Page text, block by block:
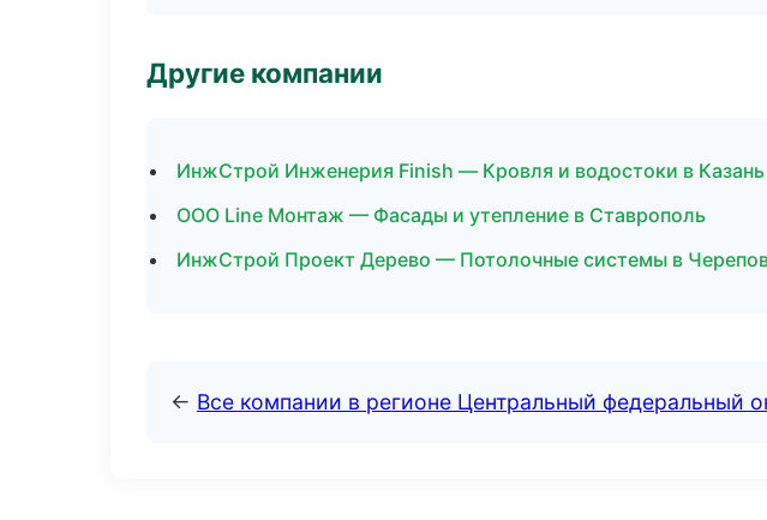
Другие компании
ИнжСтрой Инженерия Finish — Кровля и водостоки в Казань
ООО Line Монтаж — Фасады и утепление в Ставрополь
ИнжСтрой Проект Дерево — Потолочные системы в
← Все компании в регионе Центральный федеральный